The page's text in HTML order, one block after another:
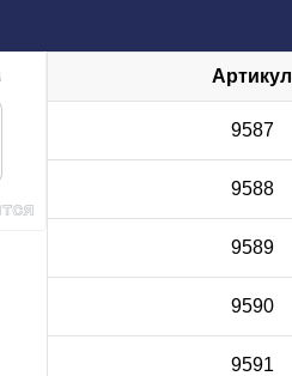
Артикул
9587
9588
9589
9590
9591